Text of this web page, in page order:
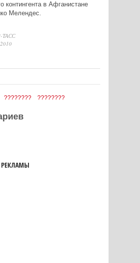
контингента в Афганистане
Мелендес.
ТАСС
???????? ????????